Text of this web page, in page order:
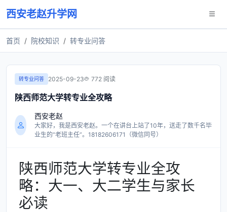
西安老赵升学网
首页 院校知识 转专业问答
转专业问答 2025-09-23 772 阅读
陕西师范大学转专业全攻略
西安老赵
大家好，我是西安老赵。一个在讲台上站了10年，送走了数千名毕
业生的“老班主任”。18182606171（微信同号）
陕西师范大学转专业全攻
略：大一、大二学生与家长
必读